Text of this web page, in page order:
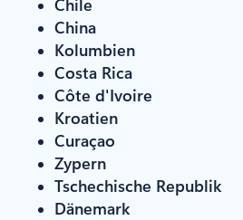
China
Kolumbien
Costa Rica
Côte d'Ivoire
Kroatien
Curaçao
Zypern
Tschechische Republik
Dänemark